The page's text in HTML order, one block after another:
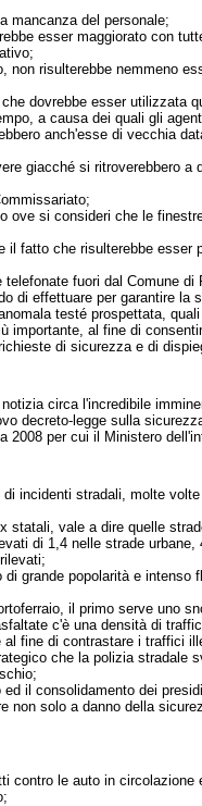
mancanza del personale;
esser maggiorato con
non risulterebbe nemmeno
dovrebbe esser utilizzata
a causa dei quali gli
anch'esse di vecchia
giacché si ritroverebbero
si consideri che le
fatto che risulterebbe esser
fuori dal Comune
di effettuare per garantire la
testé prospettata,
al fine di
di sicurezza e di
circa l'incredibile
decreto-legge sulla
per cui il Ministero
incidenti stradali, molte
vale a dire quelle
di 1,4 nelle strade
grande popolarità e
il primo serve uno
c'è una densità di
fine di contrastare i traffici
che la polizia
il consolidamento dei
solo a danno della
le auto in